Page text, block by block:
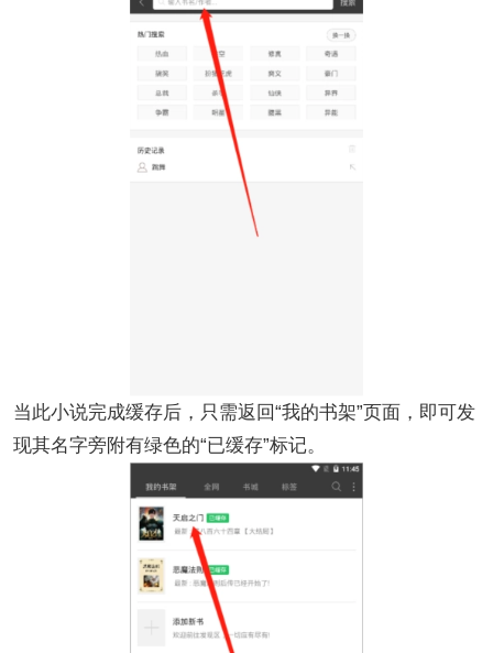
当此小说完成缓存后，只需返回“我的书架”页面，即可发
现其名字旁附有绿色的“已缓存”标记。